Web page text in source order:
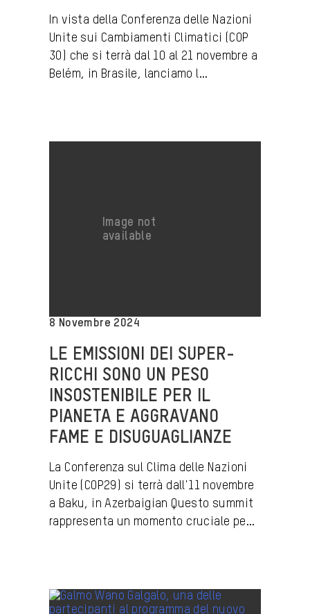
In vista della Conferenza delle Nazioni
Unite sui Cambiamenti Climatici (COP
30) che si terrà dal 10 al 21 novembre a
Belém, in Brasile, lanciamo l...
8 Novembre 2024
LE EMISSIONI DEI SUPER-
RICCHI SONO UN PESO
INSOSTENIBILE PER IL
PIANETA E AGGRAVANO
FAME E DISUGUAGLIANZE
La Conferenza sul Clima delle Nazioni
Unite (COP29) si terrà dall'11 novembre
a Baku, in Azerbaigian Questo summit
rappresenta un momento cruciale pe...